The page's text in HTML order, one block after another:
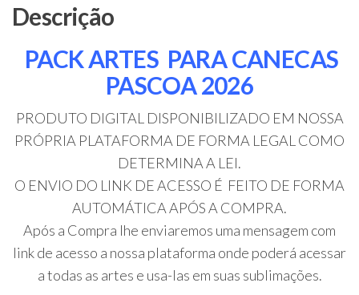
Descrição
PACK ARTES PARA CANECAS
PASCOA 2026
PRODUTO DIGITAL DISPONIBILIZADO EM NOSSA
PRÓPRIA PLATAFORMA DE FORMA LEGAL COMO
DETERMINA A LEI.
O ENVIO DO LINK DE ACESSO É FEITO DE FORMA
AUTOMÁTICA APÓS A COMPRA.
Após a Compra lhe enviaremos uma mensagem com
link de acesso a nossa plataforma onde poderá acessar
a todas as artes e usa-las em suas sublimações.